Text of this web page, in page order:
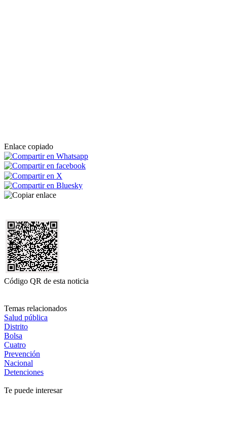
Enlace copiado
Código QR de esta noticia
Temas relacionados
Salud pública
Distrito
Bolsa
Cuatro
Prevención
Nacional
Detenciones
Te puede interesar